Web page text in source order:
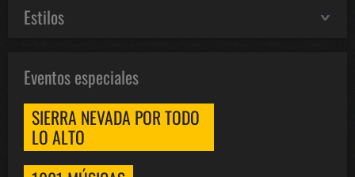
Estilos
Eventos especiales
SIERRA NEVADA POR TODO
LO ALTO